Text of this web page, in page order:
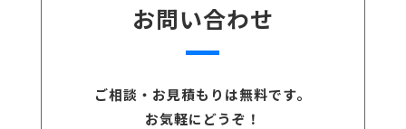
お問い合わせ
ご相談・お見積もりは無料です。
お気軽にどうぞ！